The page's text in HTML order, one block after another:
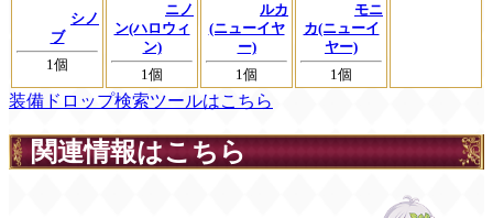
シノ
ブ
1個
ニノ
ン(ハロウィ
ン)
1個
ルカ
(ニューイヤ
ー)
1個
モニ
カ(ニューイ
ヤー)
1個
装備ドロップ検索ツールはこちら
関連情報はこちら